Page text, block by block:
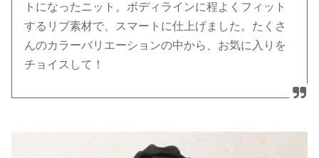
トになったニット。ボディラインに程よくフィット
するリブ素材で、スマートに仕上げました。たくさ
んのカラーバリエーションの中から、お気に入りを
チョイスして！